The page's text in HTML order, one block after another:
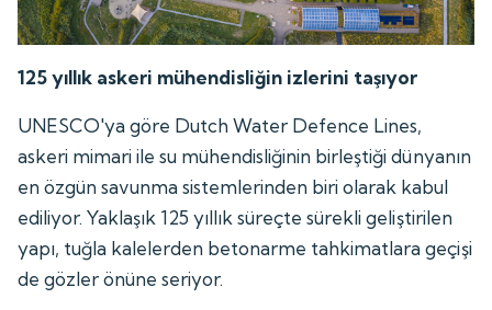
125 yıllık askeri mühendisliğin izlerini taşıyor
UNESCO'ya göre Dutch Water Defence Lines,
askeri mimari ile su mühendisliğinin birleştiği dünyanın
en özgün savunma sistemlerinden biri olarak kabul
ediliyor. Yaklaşık 125 yıllık süreçte sürekli geliştirilen
yapı, tuğla kalelerden betonarme tahkimatlara geçişi
de gözler önüne seriyor.